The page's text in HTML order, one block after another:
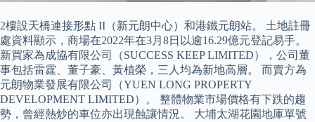
2樓設天橋連接形點 II（新元朗中心）和港鐵元朗站。 土地註冊
處資料顯示，商場在2022年在3月8日以逾16.29億元登記易手。
新買家為成協有限公司（SUCCESS KEEP LIMITED），公司董
事包括雷霆、董子豪、黃植榮，三人均為新地高層。 而賣方為
元朗物業發展有限公司（YUEN LONG PROPERTY
DEVELOPMENT LIMITED）。 整體物業市場價格有下跌的趨
勢，曾經熱炒的車位亦出現蝕讓情況。 大埔太湖花園地庫單號